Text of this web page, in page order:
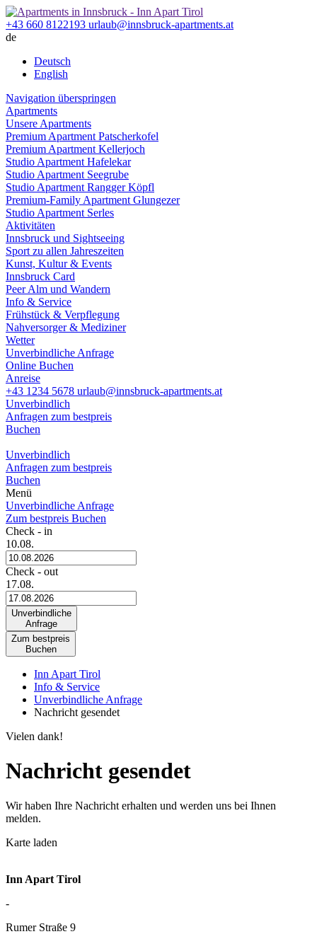
+43 660 8122193 urlaub@innsbruck-apartments.at
de
Deutsch
English
Navigation überspringen
Apartments
Unsere Apartments
Premium Apartment Patscherkofel
Premium Apartment Kellerjoch
Studio Apartment Hafelekar
Studio Apartment Seegrube
Studio Apartment Rangger Köpfl
Premium-Family Apartment Glungezer
Studio Apartment Serles
Aktivitäten
Innsbruck und Sightseeing
Sport zu allen Jahreszeiten
Kunst, Kultur & Events
Innsbruck Card
Peer Alm und Wandern
Info & Service
Frühstück & Verpflegung
Nahversorger & Mediziner
Wetter
Unverbindliche Anfrage
Online Buchen
Anreise
+43 1234 5678 urlaub@innsbruck-apartments.at
Unverbindlich
Anfragen zum bestpreis
Buchen
Unverbindlich
Anfragen zum bestpreis
Buchen
Menü
Unverbindliche Anfrage
Zum bestpreis Buchen
Check - in
10.08.
Check - out
17.08.
Unverbindliche
Anfrage
Zum bestpreis
Buchen
Inn Apart Tirol
Info & Service
Unverbindliche Anfrage
Nachricht gesendet
Vielen dank!
Nachricht gesendet
Wir haben Ihre Nachricht erhalten und werden uns bei Ihnen
melden.
Karte laden
Inn Apart Tirol
-
Rumer Straße 9